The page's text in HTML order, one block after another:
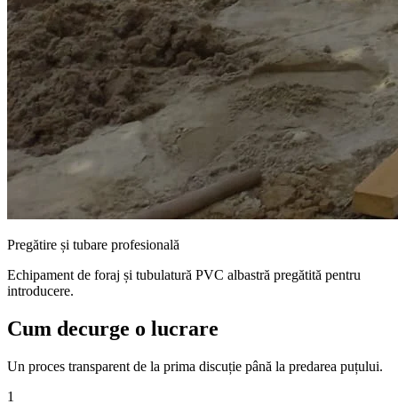
Pregătire și tubare profesională
Echipament de foraj și tubulatură PVC albastră pregătită pentru
introducere.
Cum decurge o lucrare
Un proces transparent de la prima discuție până la predarea puțului.
1